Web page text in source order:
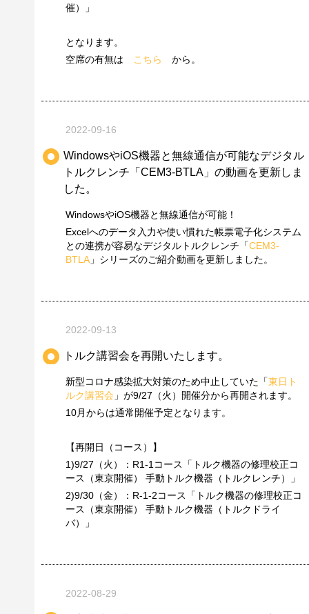
催）」
となります。
空席の有無は
こちら から。
2022-09-16
WindowsやiOS機器と無線通信が可能なデジタル
トルクレンチ「CEM3-BTLA」の動画を更新しま
した。
WindowsやiOS機器と無線通信が可能！
Excelへのデータ入力や使い慣れた帳票電子化システム
との連携が容易なデジタルトルクレンチ「CEM3-
BTLA 」シリーズのご紹介動画を更新しました。
2022-09-13
トルク講習会を再開いたします。
新型コロナ感染拡大対策のため中止していた「東日ト
ルク講習会 」が9/27（火）開催分から再開されます。
10月からは通常開催予定となります。
【再開日（コース）】
1)9/27（火）：R1-1コース「トルク機器の修理校正コ
ース（東京開催） 手動トルク機器（トルクレンチ）」
2)9/30（金）：R-1-2コース「トルク機器の修理校正コ
ース（東京開催） 手動トルク機器（トルクドライ
バ）」
2022-08-29